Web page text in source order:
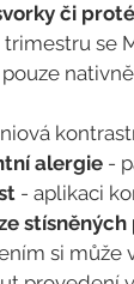
či
se
alergie -
- aplikaci
stísněných
si může